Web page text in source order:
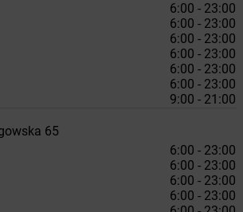
6:00 - 23:00
6:00 - 23:00
6:00 - 23:00
6:00 - 23:00
6:00 - 23:00
6:00 - 23:00
9:00 - 21:00
65
6:00 - 23:00
6:00 - 23:00
6:00 - 23:00
6:00 - 23:00